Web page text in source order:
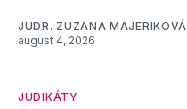
JUDR. ZUZANA MAJERIKOVÁ
august 4, 2026
JUDIKÁTY